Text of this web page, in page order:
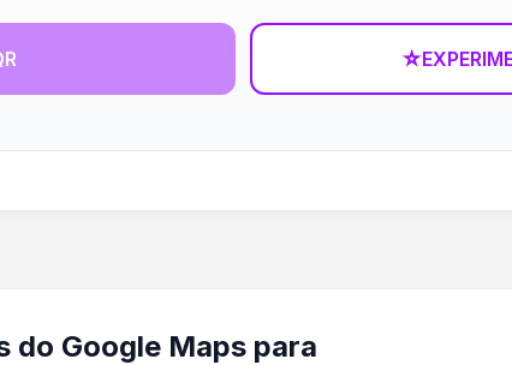
☆
do Google Maps para